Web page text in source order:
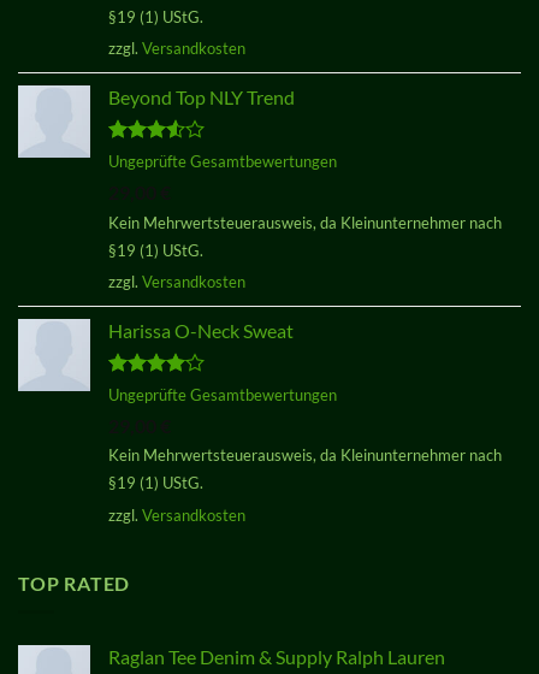
§19 (1) UStG.
zzgl. Versandkosten
Beyond Top NLY Trend
Bewertet
Ungeprüfte Gesamtbewertungen
Kein Mehrwertsteuerausweis, da Kleinunternehmer nach
§19 (1) UStG.
zzgl. Versandkosten
Harissa O-Neck Sweat
Bewertet
Ungeprüfte Gesamtbewertungen
Kein Mehrwertsteuerausweis, da Kleinunternehmer nach
§19 (1) UStG.
zzgl. Versandkosten
TOP RATED
Raglan Tee Denim & Supply Ralph Lauren